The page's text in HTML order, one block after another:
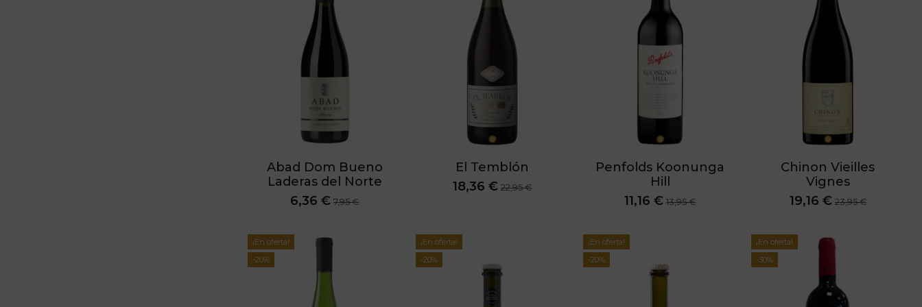
Abad Dom Bueno
Laderas del Norte
6,36 € 7,95 €
El Temblón
18,36 € 22,95 €
Penfolds Koonunga
Hill
11,16 € 13,95 €
Chinon Vieilles
Vignes
19,16 € 23,95 €
¡En oferta!
-20%
¡En oferta!
-20%
¡En oferta!
-20%
¡En oferta!
-30%